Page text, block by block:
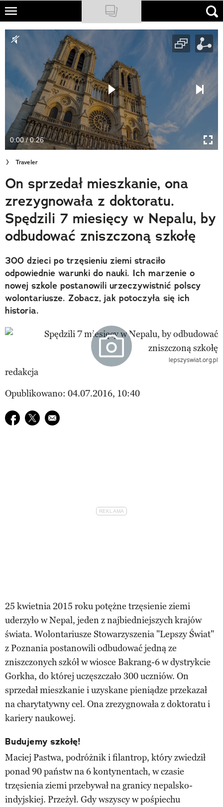
Skip
main
NATIONAL GEOGRAPHIC
PODCASTY
Sklep
Newsletter
Cuda Polski
Wielki Konkurs Fotograficzny
Trendbook Podróżniczy
Polecane
0:00 / 0:26
Traveler
On sprzedał mieszkanie, ona
zrezygnowała z doktoratu.
Spędzili 7 miesięcy w Nepalu, by
odbudować zniszczoną szkołę
300 dzieci po trzęsieniu ziemi straciło
odpowiednie warunki do nauki. Ich marzenie o
nowej szkole postanowili urzeczywistnić polscy
wolontariusze. Zobacz, jak potoczyła się ich
historia.
lepszyswiat.org.pl
redakcja
Opublikowano: 04.07.2016, 10:40
Udostępnij na facebook
Udostępnij na twitter
E-mail do przyjaciela
25 kwietnia 2015 roku potężne trzęsienie ziemi
uderzyło w Nepal, jeden z najbiedniejszych krajów
świata. Wolontariusze Stowarzyszenia "Lepszy Świat"
z Poznania postanowili odbudować jedną ze
zniszczonych szkół w wiosce Bakrang-6 w dystrykcie
Gorkha, do której uczęszczało 300 uczniów. On
sprzedał mieszkanie i uzyskane pieniądze przekazał
na charytatywny cel. Ona zrezygnowała z doktoratu i
kariery naukowej.
Budujemy szkołę!
Maciej Pastwa, podróżnik i filantrop, który zwiedził
ponad 90 państw na 6 kontynentach, w czasie
trzęsienia ziemi przebywał na granicy nepalsko-
indyjskiej. Przeżył. Gdy wszyscy w pośpiechu